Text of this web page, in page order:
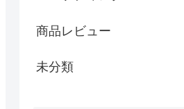
商品レビュー
未分類